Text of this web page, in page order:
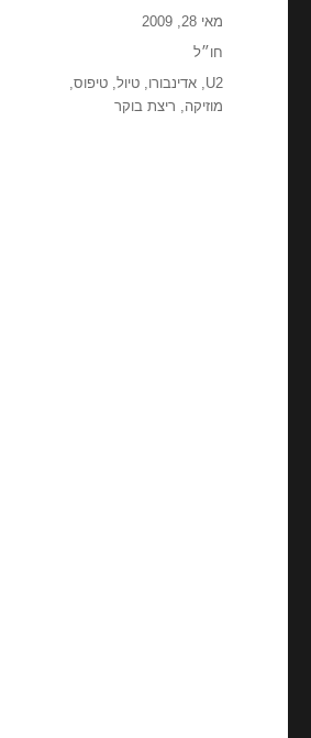
פורסם
בתאריך
מאי 28, 2009
קטגוריות
חו״ל
תגיות
U2
,אדינבורו,טיול,טיפוס,
מוזיקה, ריצת בוקר